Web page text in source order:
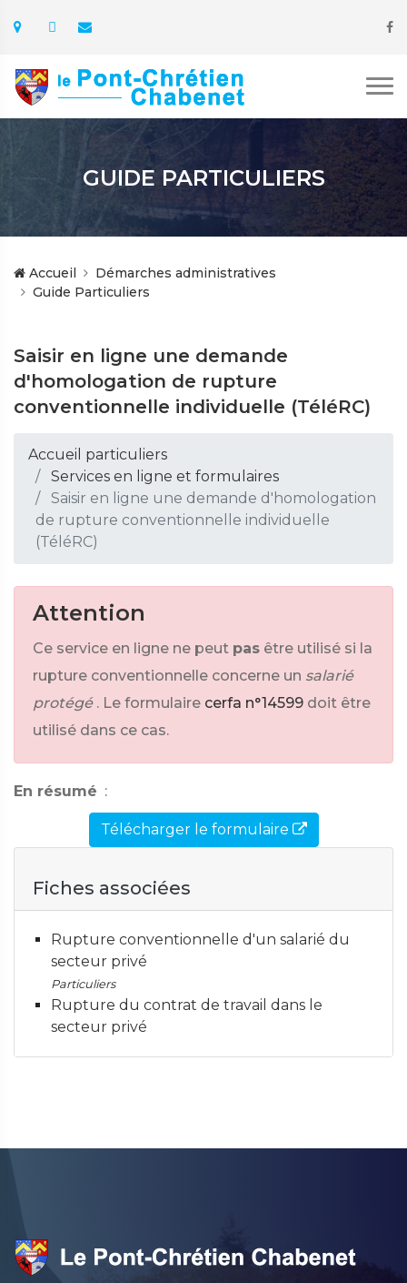
GUIDE PARTICULIERS
Accueil
Démarches administratives
Guide Particuliers
Saisir en ligne une demande
d'homologation de rupture
conventionnelle individuelle (TéléRC)
Accueil particuliers
Services en ligne et formulaires
Saisir en ligne une demande d'homologation
de rupture conventionnelle individuelle
(TéléRC)
Attention
Ce service en ligne ne peut pas être utilisé si la
rupture conventionnelle concerne un salarié
protégé . Le formulaire cerfa n°14599 doit être
utilisé dans ce cas.
En résumé :
Télécharger le formulaire
Fiches associées
Rupture conventionnelle d'un salarié du
secteur privé
Particuliers
Rupture du contrat de travail dans le
secteur privé